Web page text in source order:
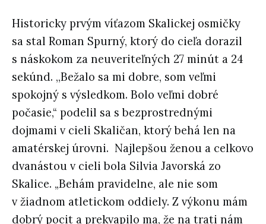
Historicky prvým víťazom Skalickej osmičky
sa stal Roman Spurný, ktorý do cieľa dorazil
s náskokom za neuveriteľných 27 minút a 24
sekúnd. ,,Bežalo sa mi dobre, som veľmi
spokojný s výsledkom. Bolo veľmi dobré
počasie,“ podelil sa s bezprostrednými
dojmami v cieli Skaličan, ktorý behá len na
amatérskej úrovni. Najlepšou ženou a celkovo
dvanástou v cieli bola Silvia Javorská zo
Skalice. „Behám pravidelne, ale nie som
v žiadnom atletickom oddiely. Z výkonu mám
dobrý pocit a prekvapilo ma, že na trati nám